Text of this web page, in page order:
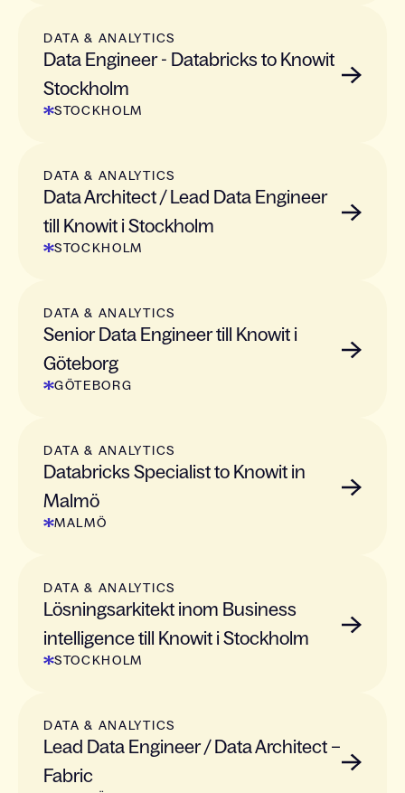
DATA & ANALYTICS
Data Engineer - Databricks to Knowit
Stockholm
STOCKHOLM
DATA & ANALYTICS
Data Architect / Lead Data Engineer
till Knowit i Stockholm
STOCKHOLM
DATA & ANALYTICS
Senior Data Engineer till Knowit i
Göteborg
GÖTEBORG
DATA & ANALYTICS
Databricks Specialist to Knowit in
Malmö
MALMÖ
DATA & ANALYTICS
Lösningsarkitekt inom Business
intelligence till Knowit i Stockholm
STOCKHOLM
DATA & ANALYTICS
Lead Data Engineer / Data Architect –
Fabric